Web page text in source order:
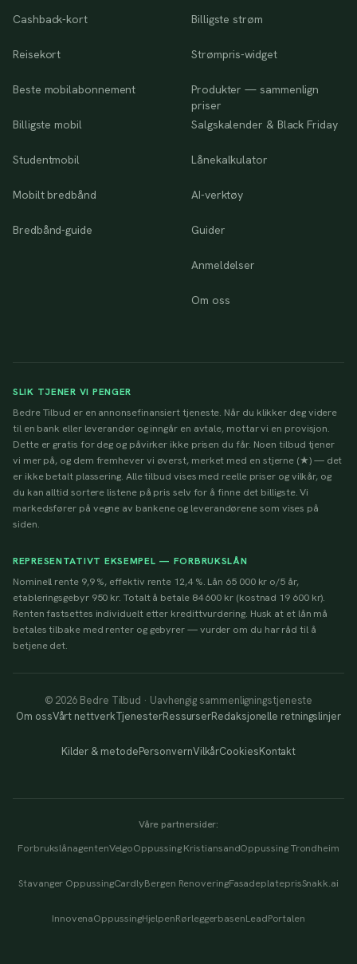
Cashback-kort
Reisekort
Beste mobilabonnement
Billigste mobil
Studentmobil
Mobilt bredbånd
Bredbånd-guide
Billigste strøm
Strømpris-widget
Produkter — sammenlign
priser
Salgskalender & Black Friday
Lånekalkulator
AI-verktøy
Guider
Anmeldelser
Om oss
SLIK TJENER VI PENGER
Bedre Tilbud er en annonsefinansiert tjeneste. Når du klikker deg videre
til en bank eller leverandør og inngår en avtale, mottar vi en provisjon.
Dette er gratis for deg og påvirker ikke prisen du får. Noen tilbud tjener
vi mer på, og dem fremhever vi øverst, merket med en stjerne (★) — det
er ikke betalt plassering. Alle tilbud vises med reelle priser og vilkår, og
du kan alltid sortere listene på pris selv for å finne det billigste. Vi
markedsfører på vegne av bankene og leverandørene som vises på
siden.
REPRESENTATIVT EKSEMPEL — FORBRUKSLÅN
Nominell rente 9,9 %, effektiv rente 12,4 %. Lån 65 000 kr o/5 år,
etableringsgebyr 950 kr. Totalt å betale 84 600 kr (kostnad 19 600 kr).
Renten fastsettes individuelt etter kredittvurdering. Husk at et lån må
betales tilbake med renter og gebyrer — vurder om du har råd til å
betjene det.
© 2026 Bedre Tilbud · Uavhengig sammenligningstjeneste
Om ossVårt nettverkTjenesterRessurserRedaksjonelle retningslinjer
Kilder & metodePersonvernVilkårCookiesKontakt
Våre partnersider:
ForbrukslånagentenVelgoOppussing KristiansandOppussing Trondheim
Stavanger OppussingCardlyBergen RenoveringFasadeplateprisSnakk.ai
InnovenaOppussingHjelpenRørleggerbasenLeadPortalen